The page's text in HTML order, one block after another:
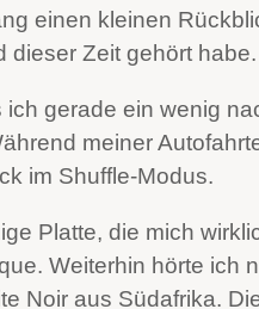
einen kleinen
dieser Zeit gehört
ich gerade ein wenig
meiner
im Shuffle-Modus.
Platte, die mich
Weiterhin hörte ich
Noir aus Südafrika.